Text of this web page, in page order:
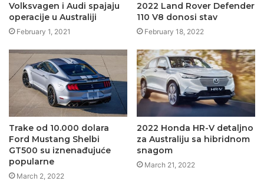
Volksvagen i Audi spajaju
operacije u Australiji
February 1, 2021
2022 Land Rover Defender
110 V8 donosi stav
February 18, 2022
Trake od 10.000 dolara
Ford Mustang Shelbi
GT500 su iznenađujuće
popularne
March 2, 2022
2022 Honda HR-V detaljno
za Australiju sa hibridnom
snagom
March 21, 2022